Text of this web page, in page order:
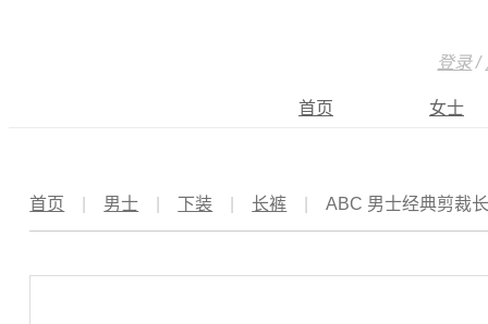
登录/
首页 女士
首页 男士 下装 长裤 ABC 男士经典剪裁